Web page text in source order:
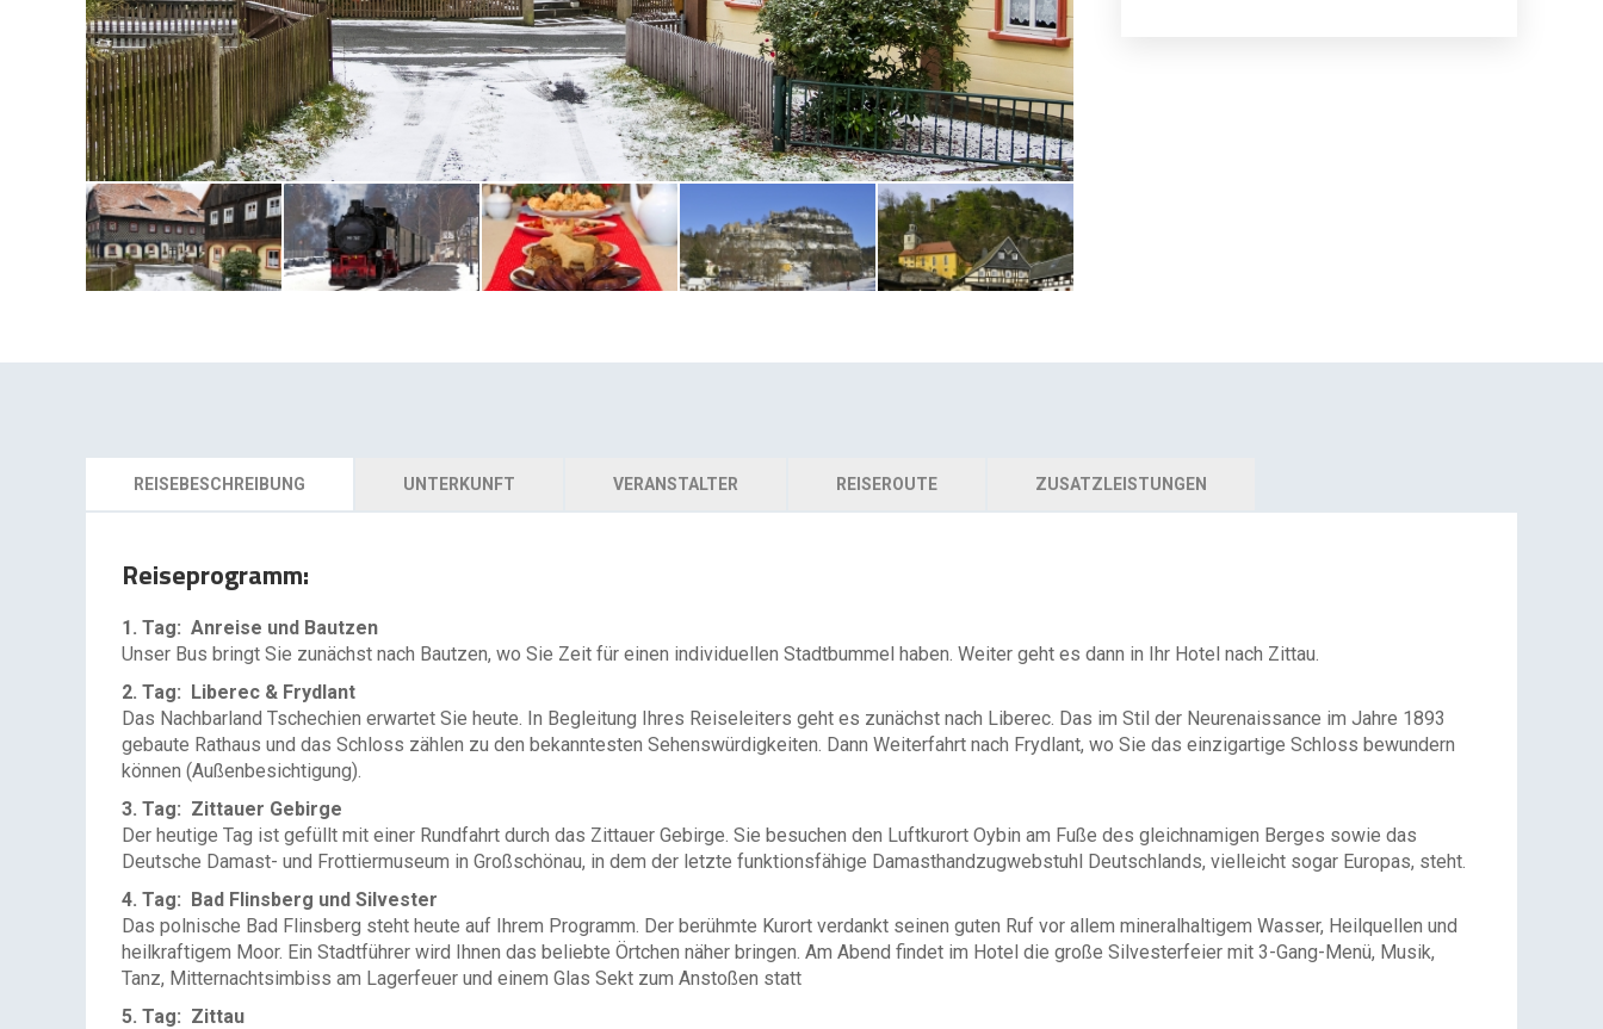
REISEBESCHREIBUNG UNTERKUNFT VERANSTALTER REISEROUTE ZUSATZLEISTUNGEN
Reiseprogramm:
1. Tag: Anreise und Bautzen
Unser Bus bringt Sie zunächst nach Bautzen, wo Sie Zeit für einen individuellen Stadtbummel haben. Weiter geht es dann in Ihr Hotel nach Zittau.
2. Tag: Liberec & Frydlant
Das Nachbarland Tschechien erwartet Sie heute. In Begleitung Ihres Reiseleiters geht es zunächst nach Liberec. Das im Stil der Neurenaissance im Jahre 1893
gebaute Rathaus und das Schloss zählen zu den bekanntesten Sehenswürdigkeiten. Dann Weiterfahrt nach Frydlant, wo Sie das einzigartige Schloss bewundern
können (Außenbesichtigung).
3. Tag: Zittauer Gebirge
Der heutige Tag ist gefüllt mit einer Rundfahrt durch das Zittauer Gebirge. Sie besuchen den Luftkurort Oybin am Fuße des gleichnamigen Berges sowie das
Deutsche Damast- und Frottiermuseum in Großschönau, in dem der letzte funktionsfähige Damasthandzugwebstuhl Deutschlands, vielleicht sogar Europas, steht.
4. Tag: Bad Flinsberg und Silvester
Das polnische Bad Flinsberg steht heute auf Ihrem Programm. Der berühmte Kurort verdankt seinen guten Ruf vor allem mineralhaltigem Wasser, Heilquellen und
heilkraftigem Moor. Ein Stadtführer wird Ihnen das beliebte Örtchen näher bringen. Am Abend findet im Hotel die große Silvesterfeier mit 3-Gang-Menü, Musik,
Tanz, Mitternachtsimbiss am Lagerfeuer und einem Glas Sekt zum Anstoßen statt
5. Tag: Zittau